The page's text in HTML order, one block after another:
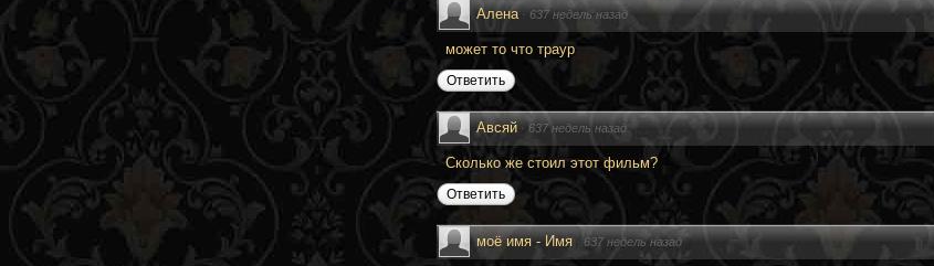
Алена · 637 недель назад
может то что траур
Ответить
Авсяй · 637 недель назад
Сколько же стоил этот фильм?
Ответить
моё имя - Имя · 637 недель назад